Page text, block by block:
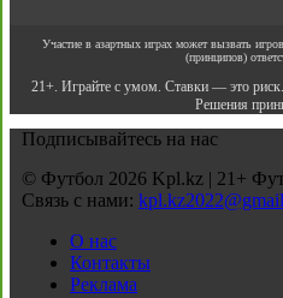
Участие в азартных играх может вызвать
(принципов)
21+. Играйте с умом. Ставки — это
Решения
Подписывайтесь на нас
© Футбол 2026 Kpl.kz | 21+
Связь с нами:
О нас
Контакты
Реклама